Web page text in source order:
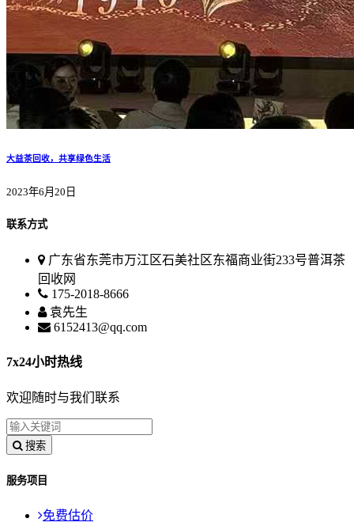
大益茶回收，共享绿色生活
2023年6月20日
联系方式
广东省东莞市万江区石美社区东福商业街233号普洱茶
回收网
175-2018-8666
袁先生
6152413@qq.com
7x24小时热线
欢迎随时与我们联系
搜索
服务项目
免费估价